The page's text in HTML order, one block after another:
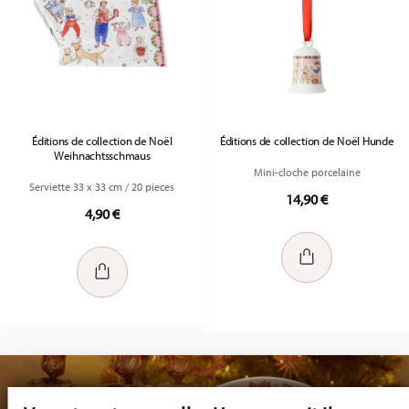
Éditions de collection de Noël
Weihnachtsschmaus
Serviette 33 x 33 cm / 20 pieces
4,90 €
Éditions de collection de Noël Hunde
Mini-cloche porcelaine
14,90 €